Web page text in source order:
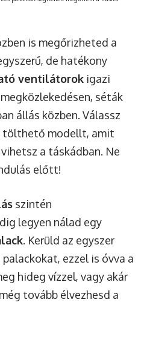
is megőrizheted a
de hatékony
ventilátorok igazi
séták
állás közben. Válassz
tölthető modellt, amit
a táskádban. Ne
előtt!
szintén
legyen nálad egy
. Kerüld az egyszer
ezzel is óvva a
hideg vízzel, vagy akár
tovább élvezhesd a